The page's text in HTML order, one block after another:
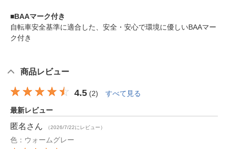
■BAAマーク付き
自転車安全基準に適合した、安全・安心で環境に優しいBAAマー
ク付き
商品レビュー
4.5 (2) すべて見る
最新レビュー
匿名 さん （2026/7/22にレビュー）
色：ウォームグレー